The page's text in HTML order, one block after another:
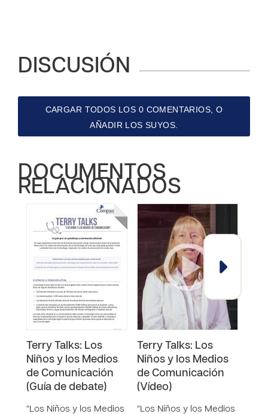
DISCUSIÓN
CARGAR TODOS LOS 0 COMENTARIOS, O
AÑADIR LOS SUYOS.
DOCUMENTOS
RELACIONADOS
Terry Talks: Los
Niños y los Medios
de Comunicación
(Guía de debate)
“Los Niños y los Medios
Terry Talks: Los
Niños y los Medios
de Comunicación
(Vídeo)
“Los Niños y los Medios